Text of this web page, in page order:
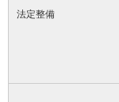
法定整備